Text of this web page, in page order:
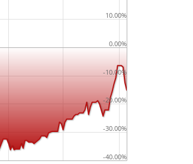
-40.00%
-30.00%
-20.00%
-10.00%
0.00%
10.00%